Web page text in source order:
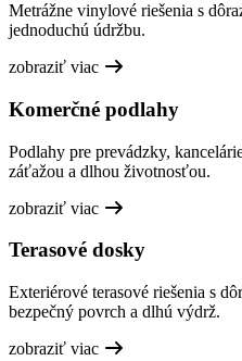
Metrážne vinylové riešenia s
jednoduchú údržbu.
zobraziť viac
Komerčné podlahy
Podlahy pre prevádzky,
záťažou a dlhou životnosťou.
zobraziť viac
Terasové dosky
Exteriérové terasové riešenia s
bezpečný povrch a dlhú výdrž.
zobraziť viac